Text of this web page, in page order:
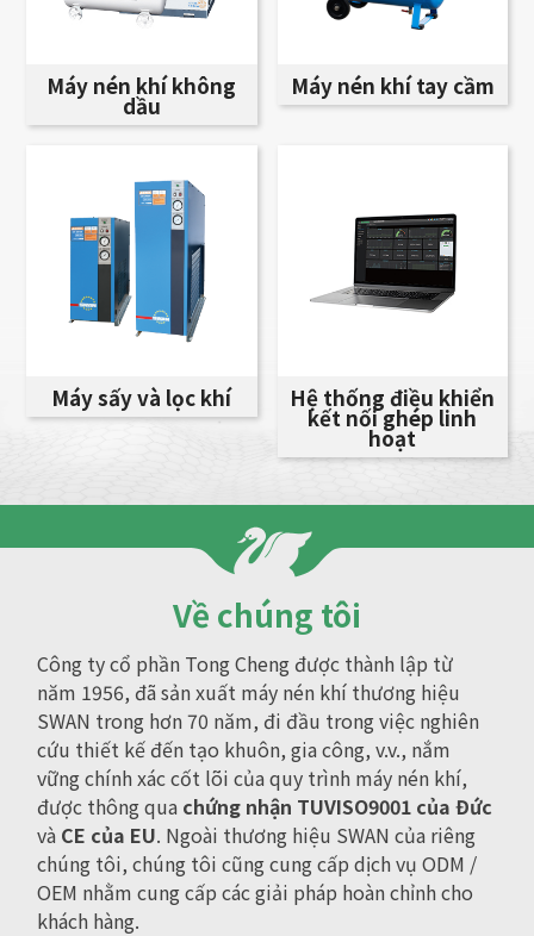
Máy nén khí không
dầu
Máy nén khí tay cầm
Máy sấy và lọc khí Hệ thống điều khiển
kết nối ghép linh
hoạt
Về chúng tôi
Công ty cổ phần Tong Cheng được thành lập từ
năm 1956, đã sản xuất máy nén khí thương hiệu
SWAN trong hơn 70 năm, đi đầu trong việc nghiên
cứu thiết kế đến tạo khuôn, gia công, v.v., nắm
vững chính xác cốt lõi của quy trình máy nén khí,
được thông qua chứng nhận TUVISO9001 của Đức
và CE của EU. Ngoài thương hiệu SWAN của riêng
chúng tôi, chúng tôi cũng cung cấp dịch vụ ODM /
OEM nhằm cung cấp các giải pháp hoàn chỉnh cho
khách hàng.